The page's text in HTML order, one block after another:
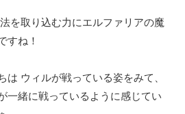
を取り込む力にエルファリアの魔
すね！
は ウィルが戦っている姿をみて、
一緒に戦っているように感じてい